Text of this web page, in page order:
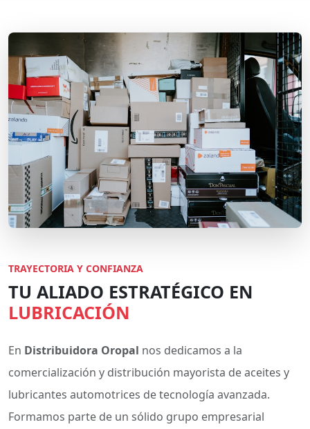
TRAYECTORIA Y CONFIANZA
TU ALIADO ESTRATÉGICO EN
LUBRICACIÓN
En Distribuidora Oropal nos dedicamos a la
comercialización y distribución mayorista de aceites y
lubricantes automotrices de tecnología avanzada.
Formamos parte de un sólido grupo empresarial